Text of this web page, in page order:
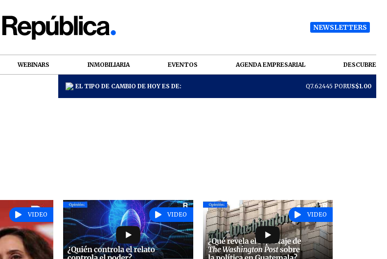
NEWSLETTERS
WEBINARS INMOBILIARIA EVENTOS AGENDA EMPRESARIAL DESCUBRE
EL TIPO DE CAMBIO DE HOY ES DE: Q7.62445 PORUS$1.00
VIDEO VIDEO VIDEO